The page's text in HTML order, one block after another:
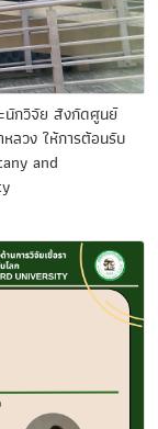
นักวิจัย สังกัดศูนย์
หลวง ให้การต้อนรับ
and